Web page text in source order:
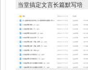
当堂搞定文言长篇默写培
训课程